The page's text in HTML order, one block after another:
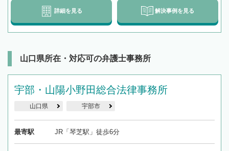
詳細を見る 解決事例を見る
山口県所在・対応可の弁護士事務所
宇部・山陽小野田総合法律事務所
山口県 宇部市
最寄駅 JR「琴芝駅」徒歩6分